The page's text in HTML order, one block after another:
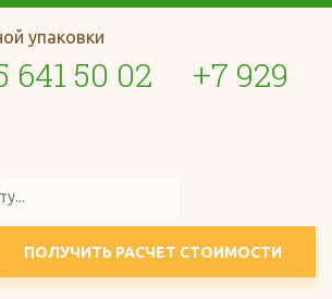
641 50 02
+7 929
ПОЛУЧИТЬ РАСЧЕТ СТОИМОСТИ